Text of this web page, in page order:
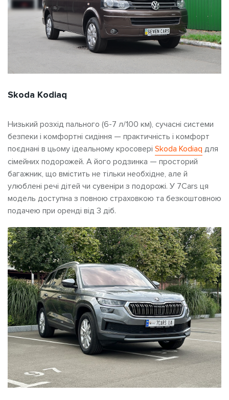
Skoda Kodiaq
Низький розхід пального (6-7 л/100 км), сучасні системи
безпеки і комфортні сидіння — практичність і комфорт
поєднані в цьому ідеальному кросовері Skoda Kodiaq для
сімейних подорожей. А його родзинка — просторий
багажник, що вмістить не тільки необхідне, але й
улюблені речі дітей чи сувеніри з подорожі. У 7Cars ця
модель доступна з повною страховкою та безкоштовною
подачею при оренді від 3 діб.